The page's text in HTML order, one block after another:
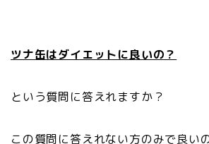
ツナ缶はダイエットに良いの？
という質問に答えれますか？
この質問に答えれない方のみで良いの